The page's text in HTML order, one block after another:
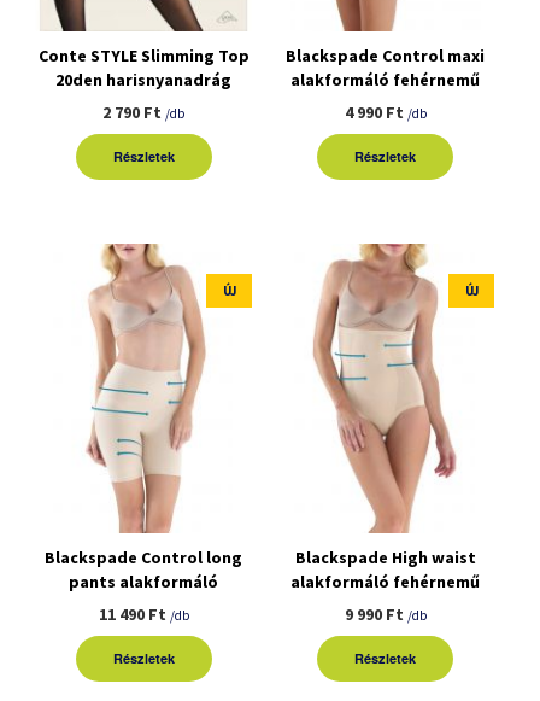
Conte STYLE Slimming Top
20den harisnyanadrág
2 790 Ft /db
Részletek
Blackspade Control maxi
alakformáló fehérnemű
4 990 Ft /db
Részletek
ÚJ
Blackspade Control long
pants alakformáló
fehérnemű
11 490 Ft /db
Részletek
ÚJ
Blackspade High waist
alakformáló fehérnemű
9 990 Ft /db
Részletek